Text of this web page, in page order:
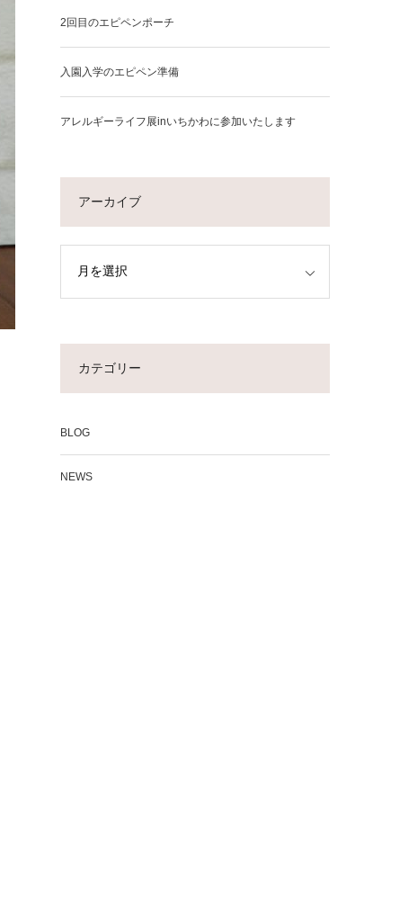
2回目のエピペンポーチ
入園入学のエピペン準備
アレルギーライフ展inいちかわに参加いたします
アーカイブ
カテゴリー
BLOG
NEWS